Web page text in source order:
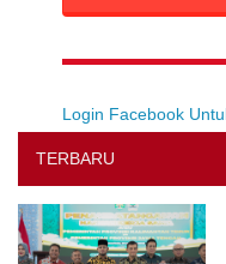
Login Facebook
TERBARU